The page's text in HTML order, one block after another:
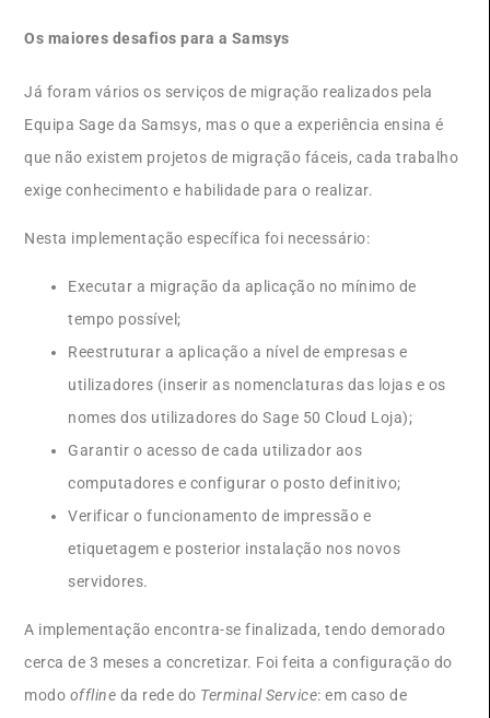
Os maiores desafios para a Samsys
Já foram vários os serviços de migração realizados pela
Equipa Sage da Samsys, mas o que a experiência ensina é
que não existem projetos de migração fáceis, cada trabalho
exige conhecimento e habilidade para o realizar.
Nesta implementação específica foi necessário:
Executar a migração da aplicação no mínimo de
tempo possível;
Reestruturar a aplicação a nível de empresas e
utilizadores (inserir as nomenclaturas das lojas e os
nomes dos utilizadores do Sage 50 Cloud Loja);
Garantir o acesso de cada utilizador aos
computadores e configurar o posto definitivo;
Verificar o funcionamento de impressão e
etiquetagem e posterior instalação nos novos
servidores.
A implementação encontra-se finalizada, tendo demorado
cerca de 3 meses a concretizar. Foi feita a configuração do
modo offline da rede do Terminal Service: em caso de